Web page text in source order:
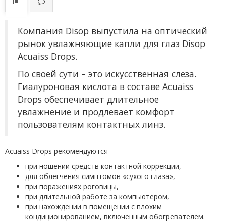
Компания Disop выпустила на оптический
рынок увлажняющие капли для глаз Disop
Acuaiss Drops.
По своей сути – это искусственная слеза.
Гиалуроновая кислота в составе Acuaiss
Drops обеспечивает длительное
увлажнение и продлевает комфорт
пользователям контактных линз.
Acuaiss Drops рекомендуются
при ношении средств контактной коррекции,
для облегчения симптомов «сухого глаза»,
при поражениях роговицы,
при длительной работе за компьютером,
при нахождении в помещении с плохим
кондиционированием, включенным обогревателем.